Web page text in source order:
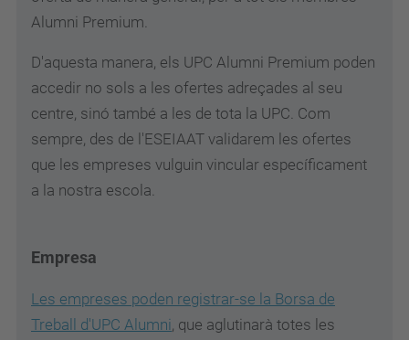
Alumni Premium.
D'aquesta manera, els UPC Alumni Premium poden
accedir no sols a les ofertes adreçades al seu
centre, sinó també a les de tota la UPC. Com
sempre, des de l'ESEIAAT validarem les ofertes
que les empreses vulguin vincular específicament
a la nostra escola.
Empresa
Les empreses poden registrar-se la Borsa de
Treball d'UPC Alumni, que aglutinarà totes les